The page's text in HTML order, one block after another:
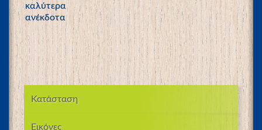
καλύτερα
ανέκδοτα
Κατάσταση
Εικόνες